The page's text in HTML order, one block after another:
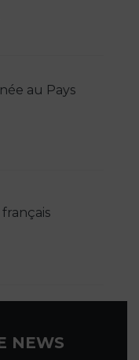
au Pays
NEWS